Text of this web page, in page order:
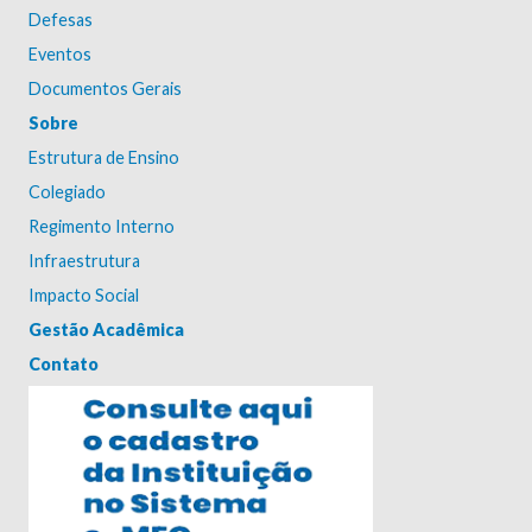
Defesas
Eventos
Documentos Gerais
Sobre
Estrutura de Ensino
Colegiado
Regimento Interno
Infraestrutura
Impacto Social
Gestão Acadêmica
Contato